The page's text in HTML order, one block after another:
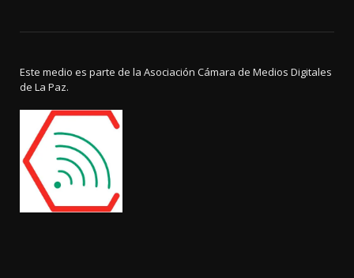
Este medio es parte de la Asociación Cámara de Medios Digitales
de La Paz.